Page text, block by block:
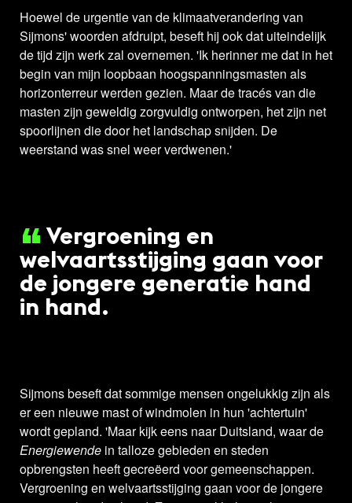
Hoewel de urgentie van de klimaatverandering van
Sijmons' woorden afdruipt, beseft hij ook dat uiteindelijk
de tijd zijn werk zal overnemen. 'Ik herinner me dat in het
begin van mijn loopbaan hoogspanningsmasten als
horizonterreur werden gezien. Maar de tracés van die
masten zijn geweldig zorgvuldig ontworpen, het zijn net
spoorlijnen die door het landschap snijden. De
weerstand was snel weer verdwenen.'
Vergroening en
welvaartsstijging gaan voor
de jongere generatie hand
in hand.
Sijmons beseft dat sommige mensen ongelukkig zijn als
er een nieuwe mast of windmolen in hun 'achtertuin'
wordt gepland. 'Maar kijk eens naar Duitsland, waar de
Energiewende in talloze gebieden en steden
opbrengsten heeft gecreëerd voor gemeenschappen.
Vergroening en welvaartsstijging gaan voor de jongere